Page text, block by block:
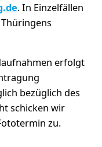
. In Einzelfällen
erfolgt
bezüglich des
schicken wir
zu.